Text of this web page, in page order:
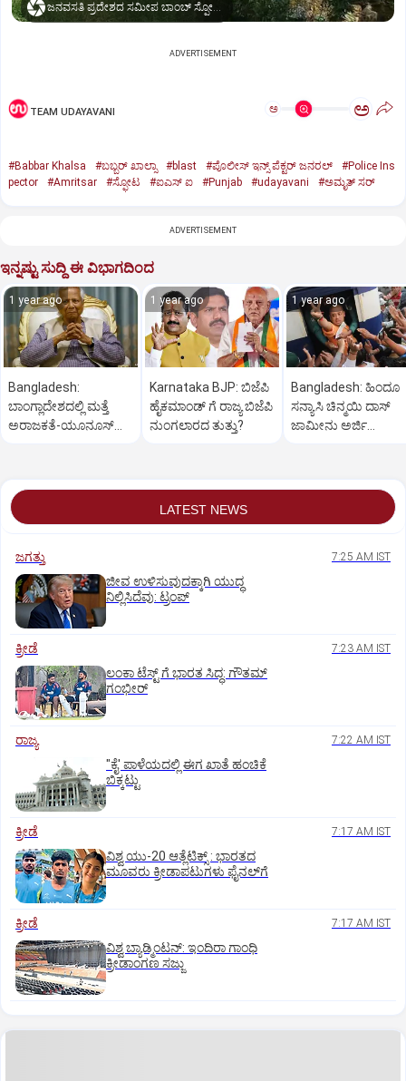
ಜನವಸತಿ ಪ್ರದೇಶದ ಸಮೀಪ ಬಾಂಬ್‌ ಸ್ಫೋಟ...
ADVERTISEMENT
TEAM UDAYAVANI ಅ ಅ
#Babbar Khalsa #ಬಬ್ಬರ್‌ ಖಾಲ್ಸಾ #blast #ಪೊಲೀಸ್‌ ಇನ್ಸ್‌ ಪೆಕ್ಟರ್‌ ಜನರಲ್‌
#Police Ins
pector
#Amritsar #ಸ್ಫೋಟ #ಐಎಸ್ ಐ #Punjab #udayavani #ಅಮೃತ್ ಸರ್
ADVERTISEMENT
ಇನ್ನಷ್ಟು ಸುದ್ದಿ ಈ ವಿಭಾಗದಿಂದ
1 year ago
Bangladesh:
ಬಾಂಗ್ಲಾದೇಶದಲ್ಲಿ ಮತ್ತೆ
ಅರಾಜಕತೆ-ಯೂನೂಸ್‌
1 year ago
Karnataka BJP: ಬಿಜೆಪಿ
ಹೈಕಮಾಂಡ್ ಗೆ ರಾಜ್ಯ ಬಿಜೆಪಿ
ನುಂಗಲಾರದ ತುತ್ತು?
1 year ago
Bangladesh: ಹಿಂದೂ
ಸನ್ಯಾಸಿ ಚಿನ್ಮಯಿ ದಾಸ್‌
ಜಾಮೀನು ಅರ್ಜಿ
LATEST NEWS
ಜಗತ್ತು 7:25 AM IST
ಜೀವ ಉಳಿಸುವುದಕ್ಕಾಗಿ ಯುದ್ಧ
ನಿಲ್ಲಿಸಿದೆವು: ಟ್ರಂಪ್‌
ಕ್ರೀಡೆ 7:23 AM IST
ಲಂಕಾ ಟೆಸ್ಟ್‌ ಗೆ ಭಾರತ ಸಿದ್ಧ: ಗೌತಮ್‌
ಗಂಭೀರ್‌
ರಾಜ್ಯ 7:22 AM IST
"ಕೈ' ಪಾಳೆಯದಲ್ಲಿ ಈಗ ಖಾತೆ ಹಂಚಿಕೆ
ಬಿಕ್ಕಟ್ಟು
ಕ್ರೀಡೆ 7:17 AM IST
ವಿಶ್ವ ಯು-20 ಆತ್ಲೆಟಿಕ್ಸ್‌ : ಭಾರತದ
ಮೂವರು ಕ್ರೀಡಾಪಟುಗಳು ಫೈನಲ್‌ಗೆ
ಕ್ರೀಡೆ 7:17 AM IST
ವಿಶ್ವ ಬ್ಯಾಡ್ಮಿಂಟನ್‌: ಇಂದಿರಾ ಗಾಂಧಿ
ಕ್ರೀಡಾಂಗಣ ಸಜ್ಜು